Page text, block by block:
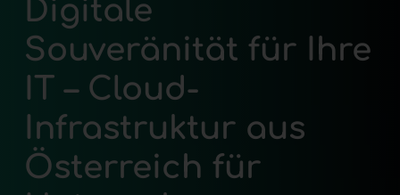
Digitale
Souveränität für Ihre
IT – Cloud-
Infrastruktur aus
Österreich für